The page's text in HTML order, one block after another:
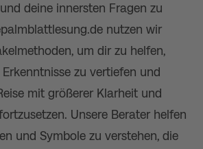
deine innersten Fragen zu
nutzen wir
um dir zu helfen,
zu vertiefen und
mit größerer Klarheit und
Unsere Berater helfen
und Symbole zu verstehen, die